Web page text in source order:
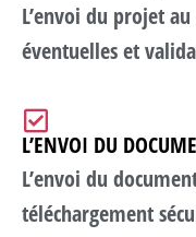
L’envoi du projet
éventuelles et
L’ENVOI DU
L’envoi du
téléchargement